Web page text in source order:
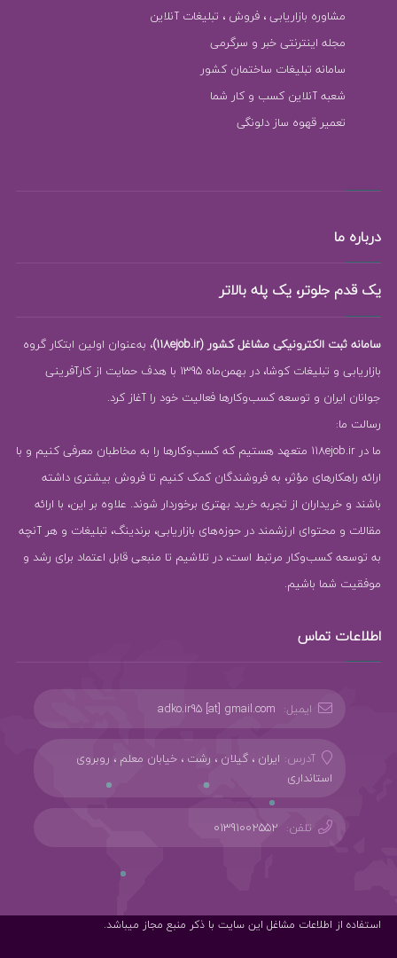
مشاوره بازاریابی ، فروش ، تبلیغات آنلاین
مجله اینترنتی خبر و سرگرمی
سامانه تبلیغات ساختمان کشور
شعبه آنلاین کسب و کار شما
تعمیر قهوه ساز دلونگی
درباره ما
یک قدم جلوتر، یک پله بالاتر
سامانه ثبت الکترونیکی مشاغل کشور (118ejob.ir)
، به‌عنوان اولین ابتکار گروه
بازاریابی و تبلیغات کوشا، در بهمن‌ماه 1395 با هدف حمایت از کارآفرینی
جوانان ایران و توسعه کسب‌وکارها فعالیت خود را آغاز کرد.
رسالت ما:
ما در 118ejob.ir متعهد هستیم که کسب‌وکارها را به مخاطبان معرفی کنیم و با
ارائه راهکارهای مؤثر، به فروشندگان کمک کنیم تا فروش بیشتری داشته
باشند و خریداران از تجربه خرید بهتری برخوردار شوند. علاوه بر این، با ارائه
مقالات و محتوای ارزشمند در حوزه‌های بازاریابی، برندینگ، تبلیغات و هر آنچه
به توسعه کسب‌وکار مرتبط است، در تلاشیم تا منبعی قابل اعتماد برای رشد و
موفقیت شما باشیم.
اطلاعات تماس
ایمیل: adko.ir95 [at] gmail.com
آدرس: ایران ، گیلان ، رشت ، خیابان معلم ، روبروی
استانداری
تلفن: 01391002552
استفاده از اطلاعات مشاغل این سایت با ذکر منبع مجاز میباشد.